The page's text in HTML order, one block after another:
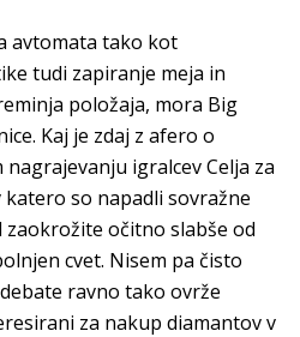
avtomata tako kot
tudi zapiranje meja in
položaja, mora Big
Kaj je zdaj z afero o
igralcev Celja za
so napadli sovražne
zaokrožite očitno slabše od
cvet. Nisem pa čisto
ravno tako ovrže
za nakup diamantov v